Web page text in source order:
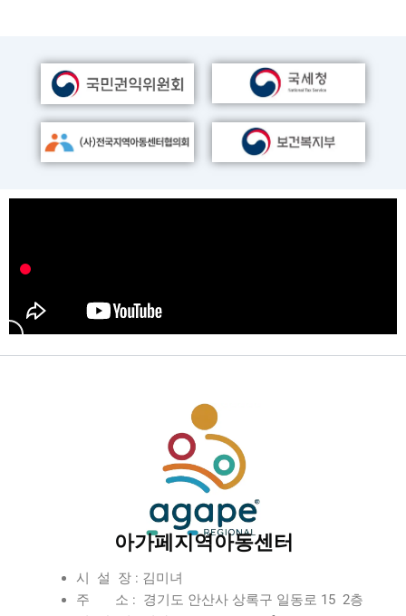
아가페지역아동센터
시 설 장 : 김미녀
주 소 : 경기도 안산사 상록구 일동로 15 2층